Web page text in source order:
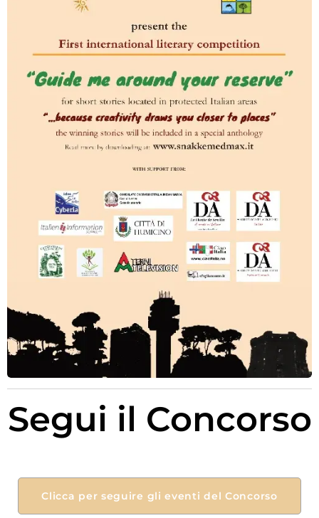
Segui il Concorso
Clicca per seguire gli eventi del Concorso